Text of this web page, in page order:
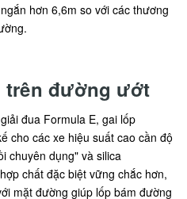
hơn 6,6m so với các thương
trên đường ướt
đua Formula E, gai lốp
cho các xe hiệu suất cao cần độ
chuyên dụng" và silica
chất đặc biệt vững chắc hơn,
mặt đường giúp lốp bám đường